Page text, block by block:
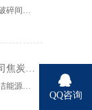
宜宾纸业石灰破碎间除尘工程于近期完工，在不足30立方的空间内集成了超过三个篮球场大小的过滤面积，处理风量达每小时7万立方，实现了小体积除尘器处理大风量，开启低成本环保的时代，给处在环保高压政策下不堪重负的企业主们带来福音......
韩城新丰公司焦炭输送线除尘工程完美收官
韩城市新丰清洁能源科技有限公司隶属于上市公司黑猫焦化，焦炭输送线除尘系统于近期完美收官。该输送线共计500多米长，通过布置在高空走廊里的输送皮带连接为一条完整的生产线，过程分为投料、破碎、筛分、传送等工艺。整条输送线分四个转运站、两条分流线，将制备好的焦炭送入煤气生产工段。各个工艺阶段均有大量焦炭粉尘产生，这不仅严重影响现场职业卫生，而且因产尘点高，污染面覆盖范围广。
QQ咨询